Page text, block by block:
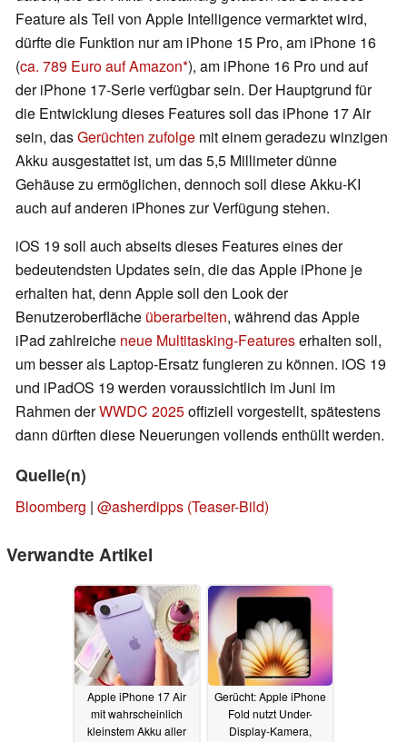
Feature als Teil von Apple Intelligence vermarktet wird,
dürfte die Funktion nur am iPhone 15 Pro, am iPhone 16
(ca. 789 Euro auf Amazon ), am iPhone 16 Pro und auf
der iPhone 17-Serie verfügbar sein. Der Hauptgrund für
die Entwicklung dieses Features soll das iPhone 17 Air
sein, dasGerüchten zufolge mit einem geradezu winzigen
Akku ausgestattet ist, um das 5,5 Millimeter dünne
Gehäuse zu ermöglichen, dennoch soll diese Akku-KI
auch auf anderen iPhones zur Verfügung stehen.
iOS 19 soll auch abseits dieses Features eines der
bedeutendsten Updates sein, die das Apple iPhone je
erhalten hat, denn Apple soll den Look der
Benutzeroberfläche überarbeiten, während das Apple
iPad zahlreiche neue Multitasking-Featureserhalten soll,
um besser als Laptop-Ersatz fungieren zu können. iOS 19
und iPadOS 19 werden voraussichtlich im Juni im
Rahmen derWWDC 2025offiziell vorgestellt, spätestens
dann dürften diese Neuerungen vollends enthüllt werden.
Quelle(n)
Bloomberg | @asherdipps (Teaser-Bild)
Verwandte Artikel
Apple iPhone 17 Air
mit wahrscheinlich
kleinstem Akku aller
Gerücht: Apple iPhone
Fold nutzt Under-
Display-Kamera,